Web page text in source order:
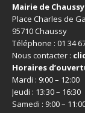
Mairie de Chaussy
Place Charles de
95710 Chaussy
Téléphone : 01 34
Nous contacter :
Horaires
Mardi : 9:00 – 12:00
Jeudi : 13:30 – 16:30
Samedi : 9:00 –